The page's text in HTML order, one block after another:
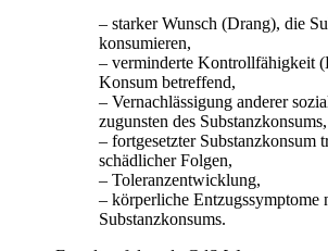
– starker Wunsch (Drang), die
konsumieren,
– verminderte Kontrollfähigkeit
Konsum betreffend,
– Vernachlässigung anderer
zugunsten des Substanzkonsums,
– fortgesetzter Substanzkonsum
schädlicher Folgen,
– Toleranzentwicklung,
– körperliche Entzugssymptome
Substanzkonsums.